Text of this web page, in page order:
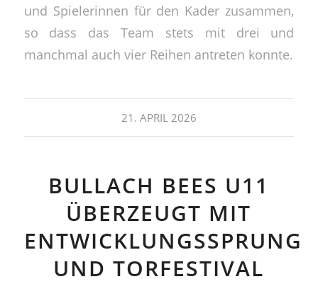
und Spielerinnen für den Kader zusammen,
so dass das Team stets mit drei und
manchmal auch vier Reihen antreten konnte.
21. APRIL 2026
BULLACH BEES U11
ÜBERZEUGT MIT
ENTWICKLUNGSSPRUNG
UND TORFESTIVAL